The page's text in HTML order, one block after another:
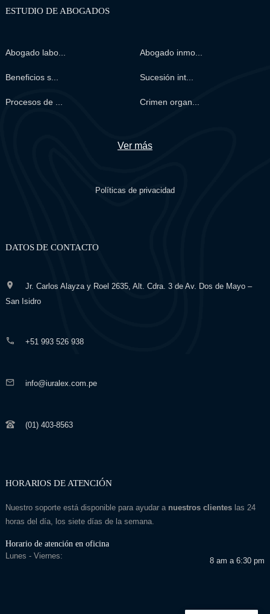
ESTUDIO DE ABOGADOS
Abogado labo... Abogado inmo...
Beneficios s... Sucesión int...
Procesos de ... Crimen organ...
Ver más
Políticas de privacidad
DATOS DE CONTACTO
Jr. Carlos Alayza y Roel 2635, Alt. Cdra. 3 de Av. Dos de Mayo –
San Isidro
+51 993 526 938
info@iuralex.com.pe
(01) 403-8563
HORARIOS DE ATENCIÓN
Nuestro soporte está disponible para ayudar a nuestros clienteslas 24
horas del día, los siete días de la semana.
Horario de atención en oficina
Lunes - Viernes:
8 am a 6:30 pm